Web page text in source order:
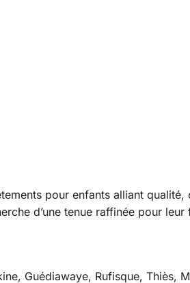
pour enfants alliant
d’une tenue raffinée pour
Guédiawaye, Rufisque, Thiès,